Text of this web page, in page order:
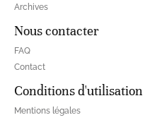
Archives
Nous contacter
FAQ
Contact
Conditions d'utilisation
Mentions légales